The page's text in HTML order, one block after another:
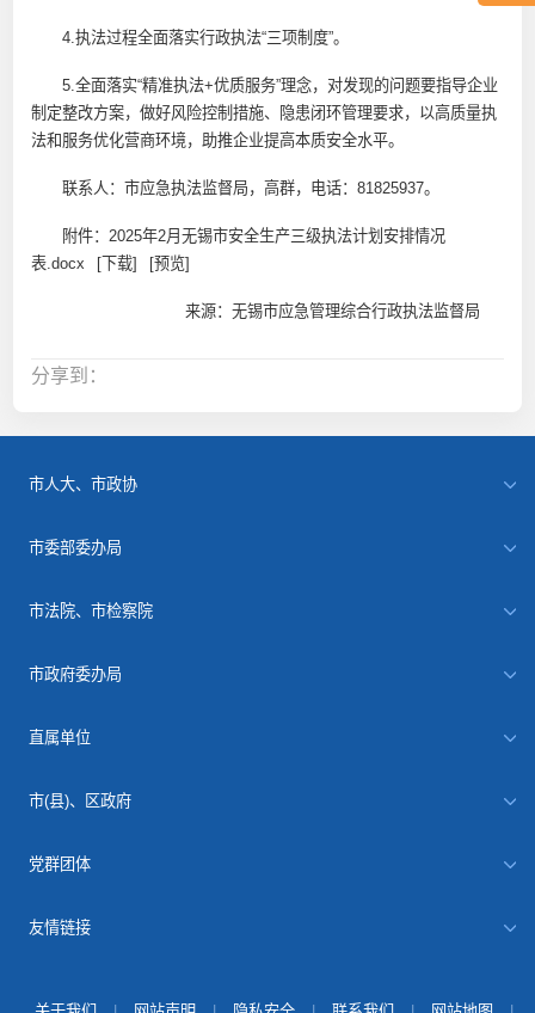
4.执法过程全面落实行政执法“三项制度”。
5.全面落实“精准执法+优质服务”理念，对发现的问题要指导企业
制定整改方案，做好风险控制措施、隐患闭环管理要求，以高质量执
法和服务优化营商环境，助推企业提高本质安全水平。
联系人：市应急执法监督局，高群，电话：81825937。
附件： 2025年2月无锡市安全生产三级执法计划安排情况
表.docx
[下载] [预览]
来源：无锡市应急管理综合行政执法监督局
分享到：
市人大、市政协
市委部委办局
市法院、市检察院
市政府委办局
直属单位
市(县)、区政府
党群团体
友情链接